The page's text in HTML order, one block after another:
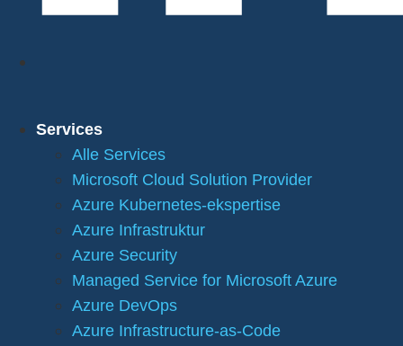
Services
Alle Services
Microsoft Cloud Solution Provider
Azure Kubernetes-ekspertise
Azure Infrastruktur
Azure Security
Managed Service for Microsoft Azure
Azure DevOps
Azure Infrastructure-as-Code